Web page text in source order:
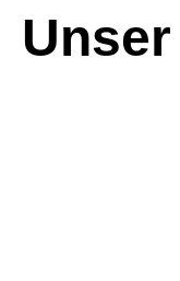
Unser